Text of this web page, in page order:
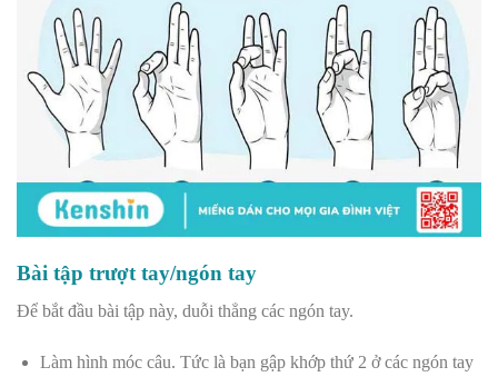
Bài tập trượt tay/ngón tay
Để bắt đầu bài tập này, duỗi thẳng các ngón tay.
Làm hình móc câu. Tức là bạn gập khớp thứ 2 ở các ngón tay